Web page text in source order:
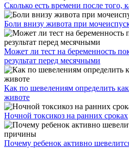
Сколько есть времени после того,
Боли внизу живота при
Может ли тест на беременность
результат перед месячными
Как по шевелениям определить
животе
Ночной токсикоз на ранних сроках
Почему ребенок активно